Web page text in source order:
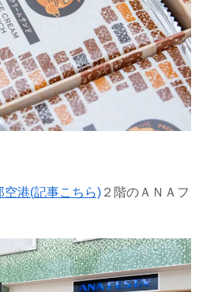
空港(記事こちら) ２階のＡＮＡフ